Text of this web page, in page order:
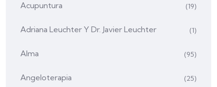
Acupuntura (19)
Adriana Leuchter Y Dr. Javier Leuchter (1)
Alma (95)
Angeloterapia (25)